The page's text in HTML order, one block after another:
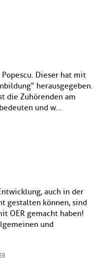
Dieser hat mit
herausgegeben.
die Zuhörenden am
und w...
auch in der
gestalten können, sind
OER gemacht haben!
und